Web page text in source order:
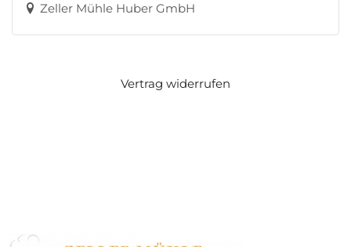
Zeller Mühle Huber GmbH
Vertrag widerrufen